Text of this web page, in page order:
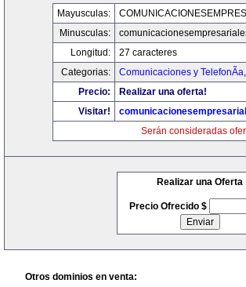
Mayusculas:
Minusculas:
Longitud:
27 caracteres
Categorias:
Comunicaciones y TelefonÃ­a
Precio:
Realizar una oferta!
Visitar!
Serán consideradas
Realizar una Oferta
Precio Ofrecido $
Otros dominios en venta: